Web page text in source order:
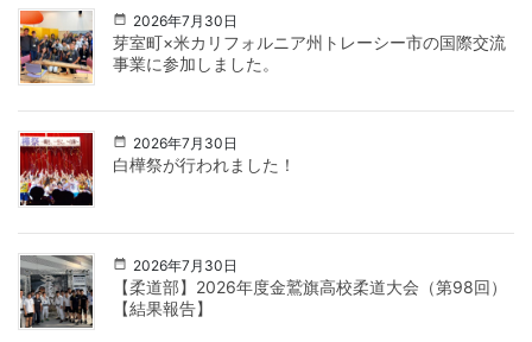
2026年7月30日
芽室町×米カリフォルニア州トレーシー市の国際交流
事業に参加しました。
2026年7月30日
白樺祭が行われました！
2026年7月30日
【柔道部】2026年度金鷲旗高校柔道大会（第98回）
【結果報告】